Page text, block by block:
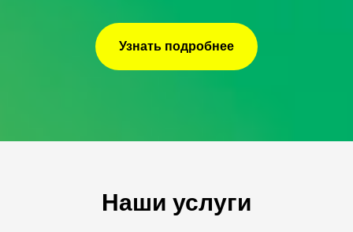
Узнать подробнее
Наши услуги